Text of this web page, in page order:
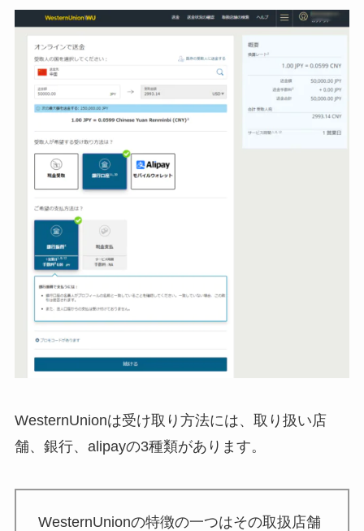
WesternUnionは受け取り方法には、取り扱い店
舗、銀行、alipayの3種類があります。
WesternUnionの特徴の一つはその取扱店舗